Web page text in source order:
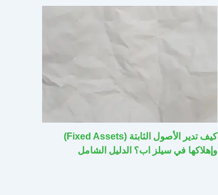
كيف تدير الأصول الثابتة (Fixed Assets)
وإهلاكها في سيلز اب؟ الدليل الشامل